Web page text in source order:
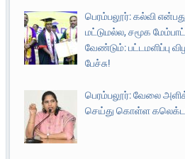
பெரம்பலூர்: கல்வி
மட்டுமல்ல, சமூக
வேண்டும்: பட்டமளிப்பு
பேச்சு!
பெரம்பலூர்: வேலை
செய்து கொள்ள